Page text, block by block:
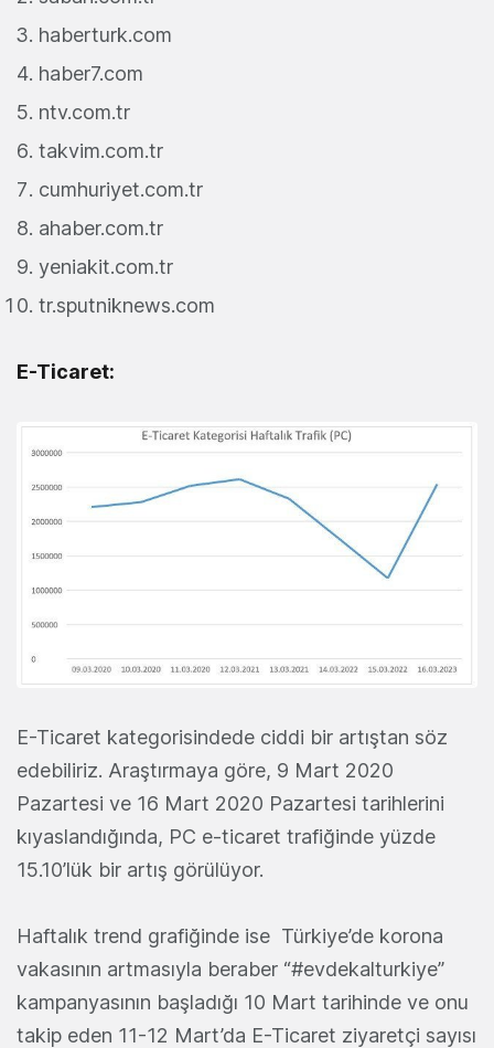
haberturk.com
haber7.com
ntv.com.tr
takvim.com.tr
cumhuriyet.com.tr
ahaber.com.tr
yeniakit.com.tr
tr.sputniknews.com
E-Ticaret:
E-Ticaret kategorisindede ciddi bir artıştan söz
edebiliriz. Araştırmaya göre, 9 Mart 2020
Pazartesi ve 16 Mart 2020 Pazartesi tarihlerini
kıyaslandığında, PC e-ticaret trafiğinde yüzde
15.10’lük bir artış görülüyor.
Haftalık trend grafiğinde ise Türkiye’de korona
vakasının artmasıyla beraber “#evdekalturkiye”
kampanyasının başladığı 10 Mart tarihinde ve onu
takip eden 11-12 Mart’da E-Ticaret ziyaretçi sayısı